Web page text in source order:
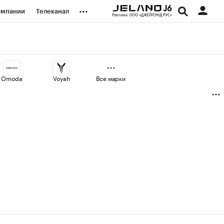
Телеканал ...
Omoda Voyah Все марки